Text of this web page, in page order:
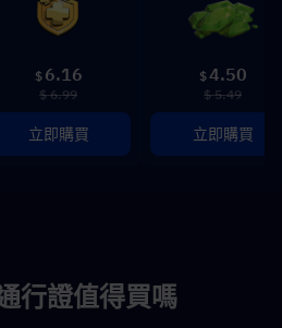
$ 6.16
$ 6.99
立即購買
$4.50
$ 5.49
立即購買
行證值得買嗎